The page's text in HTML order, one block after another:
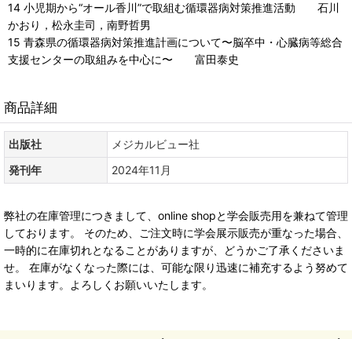
14 小児期から“オール香川”で取組む循環器病対策推進活動 石川
かおり，松永圭司，南野哲男
15 青森県の循環器病対策推進計画について〜脳卒中・心臓病等総合
支援センターの取組みを中心に〜 富田泰史
商品詳細
出版社
メジカルビュー社
発刊年
2024年11月
弊社の在庫管理につきまして、online shopと学会販売用を兼ねて管理
しております。 そのため、ご注文時に学会展示販売が重なった場合、
一時的に在庫切れとなることがありますが、どうかご了承くださいま
せ。 在庫がなくなった際には、可能な限り迅速に補充するよう努めて
まいります。よろしくお願いいたします。